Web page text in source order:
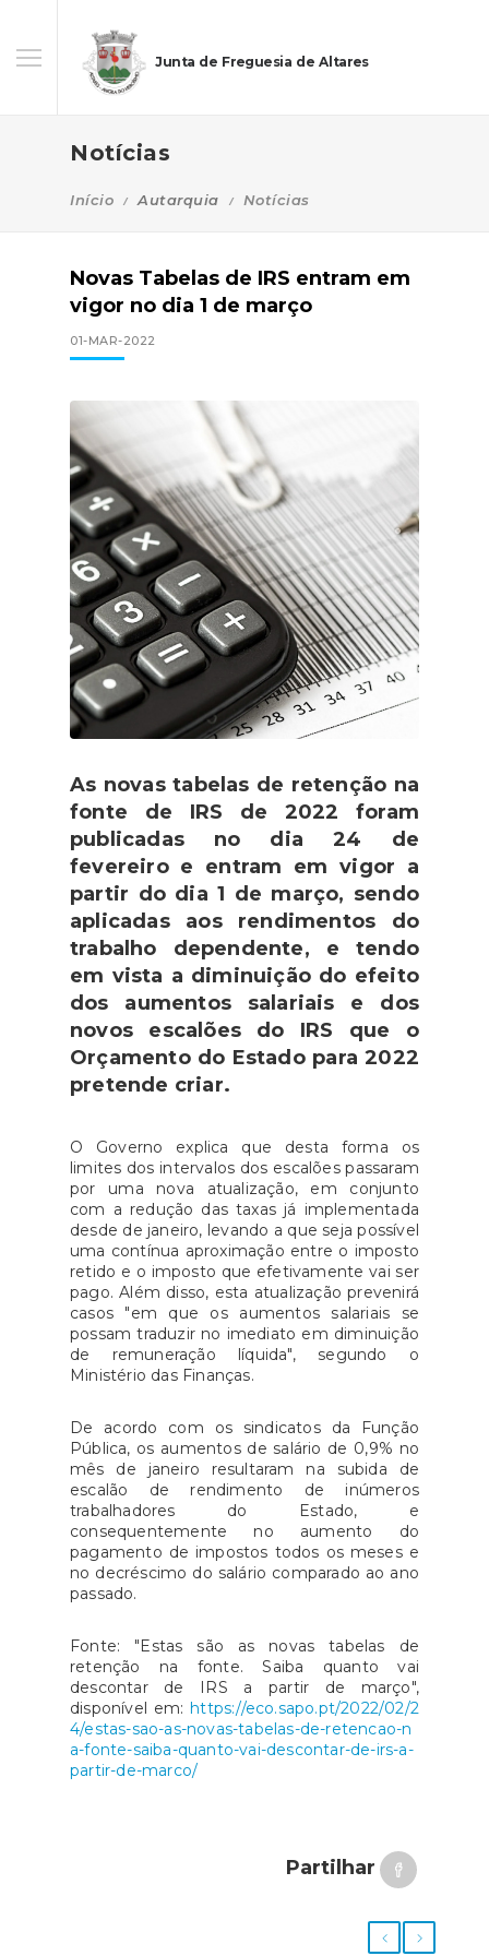
Junta de Freguesia de Altares
Notícias
Início Autarquia Notícias
Novas Tabelas de IRS entram em
vigor no dia 1 de março
01-MAR-2022
As novas tabelas de retenção na
fonte de IRS de 2022 foram
publicadas no dia 24 de
fevereiro e entram em vigor a
partir do dia 1 de março, sendo
aplicadas aos rendimentos do
trabalho dependente, e tendo
em vista a diminuição do efeito
dos aumentos salariais e dos
novos escalões do IRS que o
Orçamento do Estado para 2022
pretende criar.
O Governo explica que desta forma os
limites dos intervalos dos escalões passaram
por uma nova atualização, em conjunto
com a redução das taxas já implementada
desde de janeiro, levando a que seja possível
uma contínua aproximação entre o imposto
retido e o imposto que efetivamente vai ser
pago. Além disso, esta atualização prevenirá
casos "em que os aumentos salariais se
possam traduzir no imediato em diminuição
de remuneração líquida", segundo o
Ministério das Finanças.
De acordo com os sindicatos da Função
Pública, os aumentos de salário de 0,9% no
mês de janeiro resultaram na subida de
escalão de rendimento de inúmeros
trabalhadores do Estado, e
consequentemente no aumento do
pagamento de impostos todos os meses e
no decréscimo do salário comparado ao ano
passado.
Fonte: "Estas são as novas tabelas de
retenção na fonte. Saiba quanto vai
descontar de IRS a partir de março",
disponível em: https://eco.sapo.pt/2022/02/2
4/estas-sao-as-novas-tabelas-de-retencao-n
a-fonte-saiba-quanto-vai-descontar-de-irs-a-
partir-de-marco/
Partilhar